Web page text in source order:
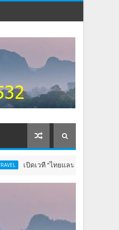
ยแลนด์ จูเนียร์ แชมเปี้ยนชิพ" 13-16 ส.